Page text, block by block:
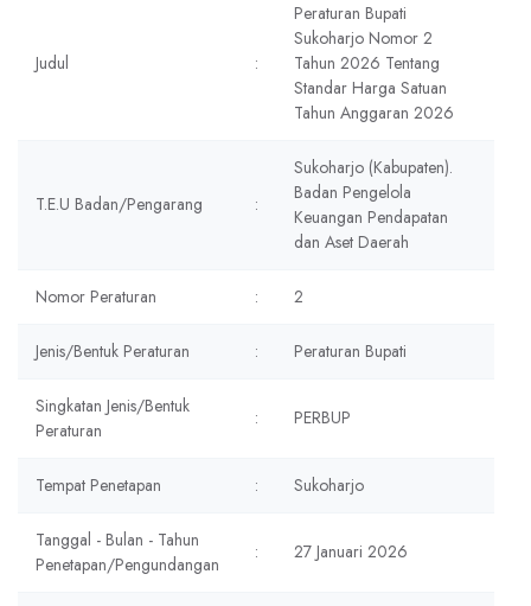
Judul :
Peraturan Bupati
Sukoharjo Nomor 2
Tahun 2026 Tentang
Standar Harga Satuan
Tahun Anggaran 2026
T.E.U Badan/Pengarang :
Sukoharjo (Kabupaten).
Badan Pengelola
Keuangan Pendapatan
dan Aset Daerah
Nomor Peraturan : 2
Jenis/Bentuk Peraturan : Peraturan Bupati
Singkatan Jenis/Bentuk
Peraturan
: PERBUP
Tempat Penetapan : Sukoharjo
Tanggal - Bulan - Tahun
Penetapan/Pengundangan
: 27 Januari 2026